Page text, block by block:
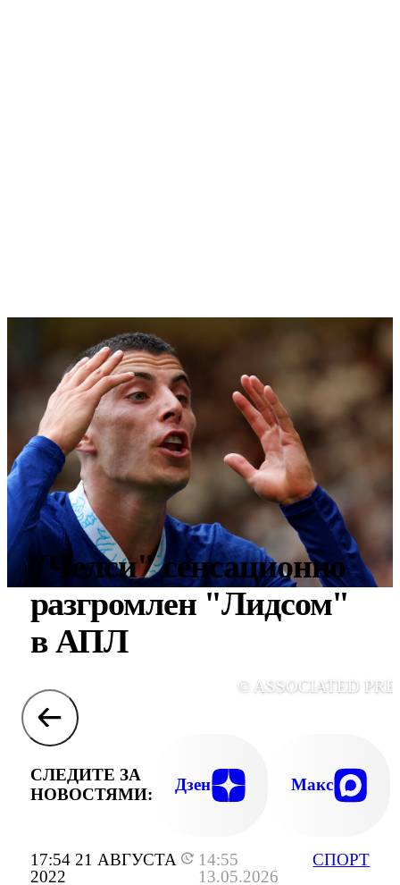
17:54 21 АВГУСТА
2022
14:55
13.05.2026
СПОРТ
"Челси" сенсационно
разгромлен "Лидсом"
в АПЛ
© ASSOCIATED
СЛЕДИТЕ ЗА
НОВОСТЯМИ:
Дзен Макс